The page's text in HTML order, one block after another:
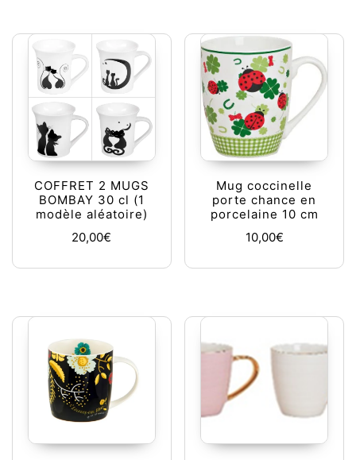
COFFRET 2 MUGS
BOMBAY 30 cl (1
modèle aléatoire)
20,00€
Mug coccinelle
porte chance en
porcelaine 10 cm
10,00€